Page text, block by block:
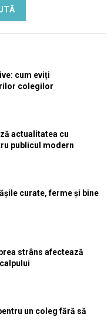
cum eviți
colegilor
actualitatea cu
publicul modern
curate, ferme și bine
strâns afectează
un coleg fără să